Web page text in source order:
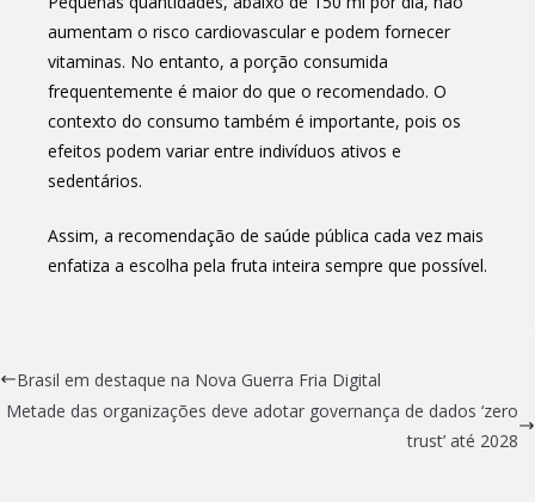
aumentam o risco cardiovascular e podem fornecer
vitaminas. No entanto, a porção consumida
frequentemente é maior do que o recomendado. O
contexto do consumo também é importante, pois os
efeitos podem variar entre indivíduos ativos e
sedentários.
Assim, a recomendação de saúde pública cada vez mais
enfatiza a escolha pela fruta inteira sempre que possível.
Brasil em destaque na Nova Guerra Fria Digital
Metade das organizações deve adotar governança de dados ‘zero
trust’ até 2028